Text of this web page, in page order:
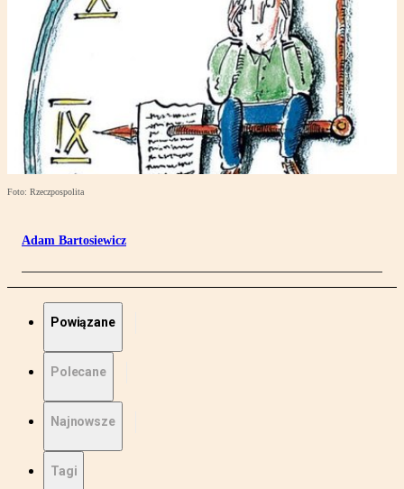
Foto: Rzeczpospolita
Adam Bartosiewicz
Powiązane
Polecane
Najnowsze
Tagi